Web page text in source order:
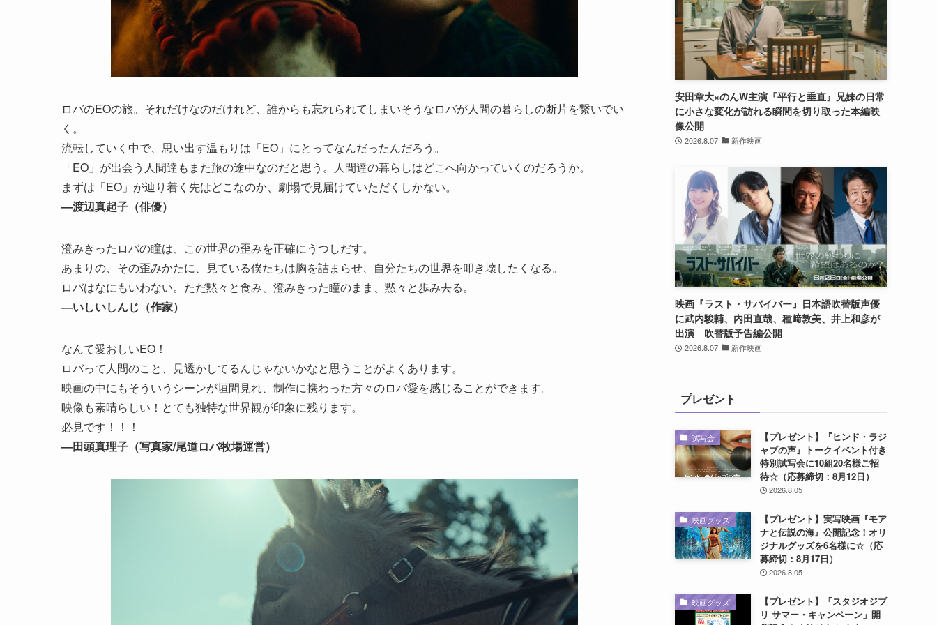
ロバのEOの旅。それだけなのだけれど、誰からも忘れられてしまいそうなロバが人間の暮らしの断片を繋いでい
く。
流転していく中で、思い出す温もりは「EO」にとってなんだったんだろう。
「EO」が出会う人間達もまた旅の途中なのだと思う。人間達の暮らしはどこへ向かっていくのだろうか。
まずは「EO」が辿り着く先はどこなのか、劇場で見届けていただくしかない。
―渡辺真起子（俳優）
澄みきったロバの瞳は、この世界の歪みを正確にうつしだす。
あまりの、その歪みかたに、見ている僕たちは胸を詰まらせ、自分たちの世界を叩き壊したくなる。
ロバはなにもいわない。ただ黙々と食み、澄みきった瞳のまま、黙々と歩み去る。
―いしいしんじ（作家）
なんて愛おしいEO！
ロバって人間のこと、見透かしてるんじゃないかなと思うことがよくあります。
映画の中にもそういうシーンが垣間見れ、制作に携わった方々のロバ愛を感じることができます。
映像も素晴らしい！とても独特な世界観が印象に残ります。
必見です！！！
―田頭真理子（写真家/尾道ロバ牧場運営）
安田章大×のんW主演『平行と垂直』兄妹の日常
に小さな変化が訪れる瞬間を切り取った本編映
像公開
2026.8.07 新作映画
映画『ラスト・サバイバー』日本語吹替版声優
に武内駿輔、内田直哉、種﨑敦美、井上和彦が
出演 吹替版予告編公開
2026.8.07 新作映画
プレゼント
試写会
【プレゼント】『ヒンド・ラジ
ャブの声』トークイベント付き
特別試写会に10組20名様ご招
待☆（応募締切：8月12日）
2026.8.05
映画グッズ
【プレゼント】実写映画『モア
ナと伝説の海』公開記念！オリ
ジナルグッズを6名様に☆（応
募締切：8月17日）
2026.8.05
映画グッズ
【プレゼント】「スタジオジブ
リ サマー・キャンペーン」開